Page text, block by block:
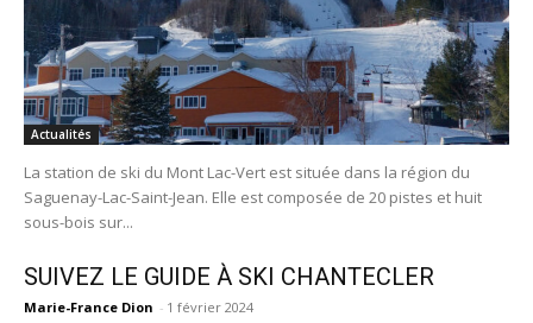
Actualités
La station de ski du Mont Lac-Vert est située dans la région du
Saguenay-Lac-Saint-Jean. Elle est composée de 20 pistes et huit
sous-bois sur...
SUIVEZ LE GUIDE À SKI CHANTECLER
Marie-France Dion - 1 février 2024